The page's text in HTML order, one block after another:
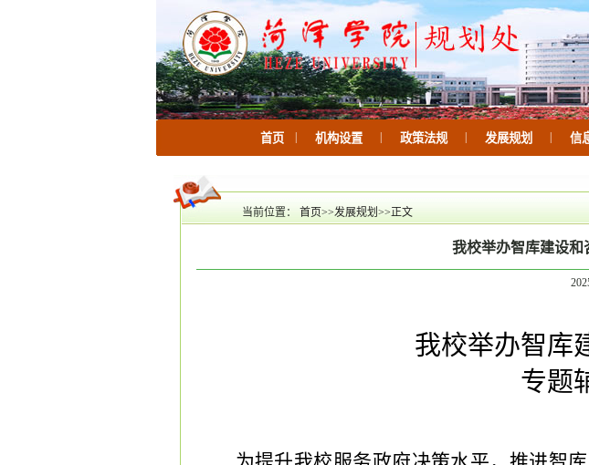
首页 机构设置 政策法规 发展规划 信
当前位置： 首页>>发展规划 >>正文
我校举办智库建设和
我校举办智库
专题